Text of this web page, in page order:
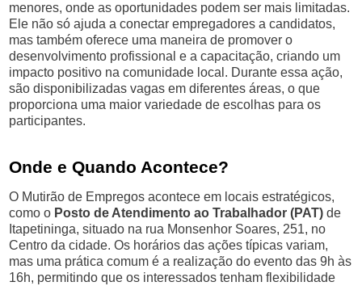
menores, onde as oportunidades podem ser mais limitadas.
Ele não só ajuda a conectar empregadores a candidatos,
mas também oferece uma maneira de promover o
desenvolvimento profissional e a capacitação, criando um
impacto positivo na comunidade local. Durante essa ação,
são disponibilizadas vagas em diferentes áreas, o que
proporciona uma maior variedade de escolhas para os
participantes.
Onde e Quando Acontece?
O Mutirão de Empregos acontece em locais estratégicos,
como o Posto de Atendimento ao Trabalhador (PAT) de
Itapetininga, situado na rua Monsenhor Soares, 251, no
Centro da cidade. Os horários das ações típicas variam,
mas uma prática comum é a realização do evento das 9h às
16h, permitindo que os interessados tenham flexibilidade